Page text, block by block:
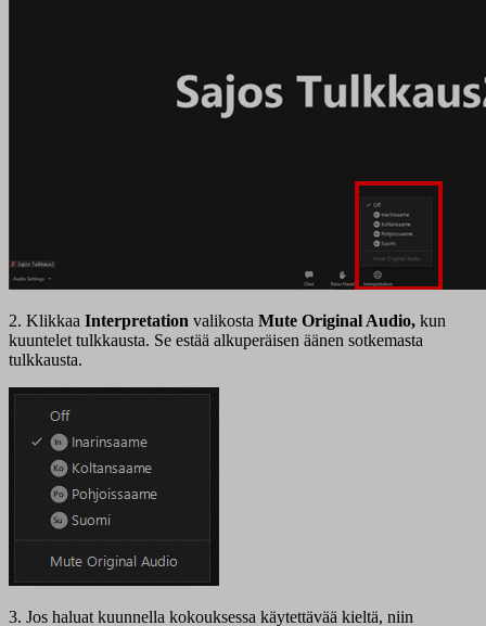
2. Klikkaa Interpretation valikosta Mute Original Audio, kun
kuuntelet tulkkausta. Se estää alkuperäisen äänen sotkemasta
tulkkausta.
3. Jos haluat kuunnella kokouksessa käytettävää kieltä, niin